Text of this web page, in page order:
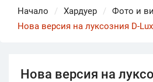
Начало Хардуер
Фото и
Нова версия на луксозния D-
Нова версия на